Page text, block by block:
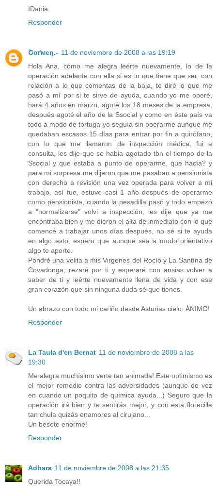
IDania
Responder
Շαґмєŋ.- 11 de noviembre de 2008 a las 19:19
Hola Ana, cómo me alegra leérte nuevamente, lo de la
operación adelante con ella si es lo que tiene que ser, con
relación a lo que comentas de la baja, te diré lo que me
pasó a mí por si te sirve de ayuda, cuando yo me operé,
hará 4 años en marzo, agoté los 18 meses de la empresa,
después agoté el año de la Ssocial y como en éste país va
todo a modo de tortuga yo seguía sin operarme aunque me
quedaban escasos 15 días para entrar por fin a quirófano,
con lo que me llamaron de inspección médica, fui a
consulta, les dije que se habia agotado tbn el tiempo de la
Ssocial y que estaba a punto de operarme, que hacía? y
para mi sorpresa me dijeron que me pasaban a pensionista
con derecho a revisión una vez operada para volver a mi
trabajo, así fue, estuve casi 1 año después de operarme
como pensionista, cuando la pesadilla pasó y todo empezó
a "normalizarse" volvi a inspección, les dije que ya me
encontraba bien y me dieron el alta de inmediato con lo que
comencé a trabajar unos días después, no sé si te ayuda
en algo esto, espero que aunque sea a modo orientativo
algo te aporte.
Pondré una velita a mis Virgenes del Rocío y La Santína de
Covadonga, rezaré por ti y esperaré con ansias volver a
saber de ti y leérte nuevamente llena de vida y con ese
gran corazón que sin ninguna duda sé que tienes.
Un abrazo con todo mi cariño desde Asturias cielo. ÁNIMO!
Responder
La Taula d'en Bernat 11 de noviembre de 2008 a las
19:30
Me alegra muchísimo verte tan animada! Este optimismo es
el mejor remedio contra las adversidades (aunque de vez
en cuando un poquito de química ayuda...) Seguro que la
operación irá bien y te sentirás mejor, y con esta florecilla
tan chula quizás enamores al cirujano...
Un besote enorme!
Responder
Adhara 11 de noviembre de 2008 a las 21:35
Querida Tocaya!!